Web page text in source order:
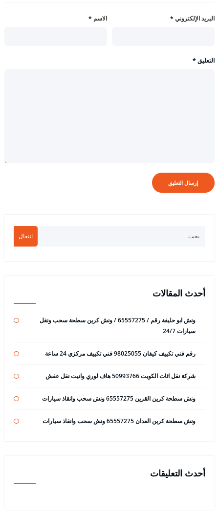
الاسم * البريد الإلكتروني *
التعليق *
انتقال
أحدث المقالات
ونش ابو حليفة رقم / 65557275 / ونش كرين سطحة سحب ونقل
سيارات 24/7
رقم فني تكييف كيفان 98025055 فني تكييف مركزي 24 ساعة
شركة نقل اثاث الكويت 50993766 هاف لوري وانيت نقل عفش
ونش سطحة كرين القرين 65557275 ونش سحب وانقاذ سيارات
ونش سطحة كرين العدان 65557275 ونش سحب وانقاذ سيارات
أحدث التعليقات